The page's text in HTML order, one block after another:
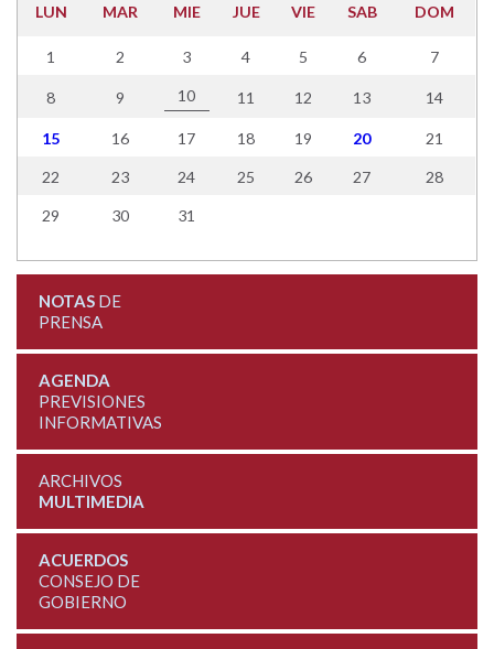
LUN MAR MIE JUE VIE SAB DOM
1 2 3 4 5 6 7
8 9 10 11 12 13 14
15 16 17 18 19 20 21
22 23 24 25 26 27 28
29 30 31
NOTASDE
PRENSA
AGENDA
PREVISIONES
INFORMATIVAS
ARCHIVOS
MULTIMEDIA
ACUERDOS
CONSEJO DE
GOBIERNO